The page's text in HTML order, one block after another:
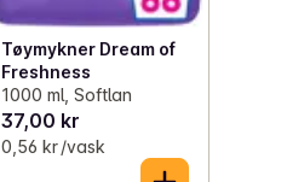
Tøymykner Dream of
Freshness
1000 ml, Softlan
37,00 kr
0,56 kr /vask